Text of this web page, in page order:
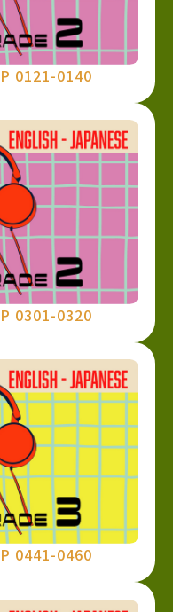
0121-0140
0301-0320
0441-0460